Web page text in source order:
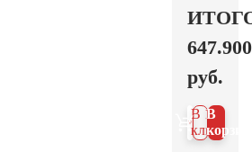
647.900
руб.
В
В 1
клик